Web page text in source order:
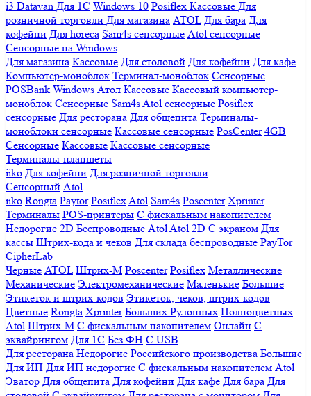
i3 Datavan Для 1С Windows 10 Posiflex Кассовые Для
розничной торговли Для магазина ATOL Для бара Для
кофейни Для horeca Sam4s сенсорные Atol сенсорные
Сенсорные на Windows
Для магазина Кассовые Для столовой Для кофейни Для кафе
Компьютер-моноблок Терминал-моноблок Сенсорные
POSBank Windows Атол Кассовые Кассовый компьютер-
моноблок Сенсорные Sam4sAtol сенсорные Posiflex
сенсорные Для ресторана Для общепита Терминалы-
моноблоки сенсорные Кассовые сенсорные PosCenter 4GB
Сенсорные Кассовые Кассовые сенсорные
Терминалы-планшеты
iiko Для кофейни Для розничной торговли
Сенсорный Atol
iiko Rongta Paytor PosiflexAtol Sam4s Poscenter Xprinter
Терминалы POS-принтеры С фискальным накопителем
Недорогие 2D Беспроводные AtolAtol 2D С экраном Для
кассы Штрих-кода и чеков Для склада беспроводные PayTor
CipherLab
Черные ATOL Штрих-М Poscenter Posiflex Металлические
Механические Электромеханические Маленькие Большие
Этикеток и штрих-кодов Этикеток, чеков, штрих-кодов
Цветные Rongta Xprinter Больших Рулонных Полноцветных
Atol Штрих-М С фискальным накопителем Онлайн С
эквайрингом Для 1С Без ФН С USB
Для ресторана Недорогие Российского производства Большие
Для ИП Для ИП недорогие С фискальным накопителем Atol
Эватор Для общепита Для кофейни Для кафе Для бара Для